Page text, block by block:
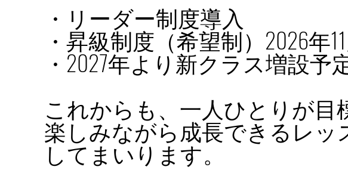
・リーダー制度導入
・昇級制度（希望制）2026年
・2027年より新クラス増設予
これからも、一人ひとりが目
楽しみながら成長できるレッ
してまいります。